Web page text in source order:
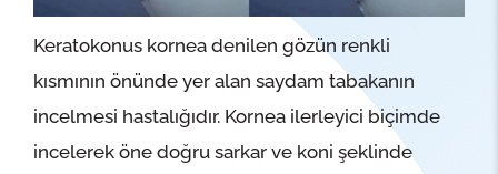
Keratokonus kornea denilen gözün renkli
kısmının önünde yer alan saydam tabakanın
incelmesi hastalığıdır. Kornea ilerleyici biçimde
incelerek öne doğru sarkar ve koni şeklinde